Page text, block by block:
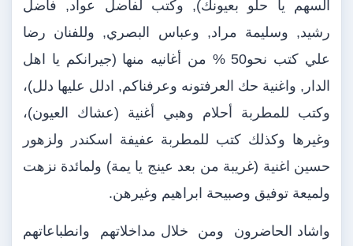
السهم يا حلو بعيونك), وكتب لفاضل عواد, فاضل
رشيد, وسليمة مراد, وعباس البصري, وللفنان رضا
علي كتب نحو50 % من أغانيه منها (جيرانكم يا اهل
الدار, واغنية حك العرفتونه وعرفناكم, ادلل عليها دلل)،
وكتب للمطربة أحلام وهبي أغنية (عشاك العيون)،
وغيرها وكذلك كتب للمطربة عفيفة اسكندر ولزهور
حسين اغنية (غريبة من بعد عينج يا يمة) ولمائدة نزهت
ولميعة توفيق وصبيحة ابراهيم وغيرهن.
واشاد الحاضرون ومن خلال مداخلاتهم
وانطباعاتهم